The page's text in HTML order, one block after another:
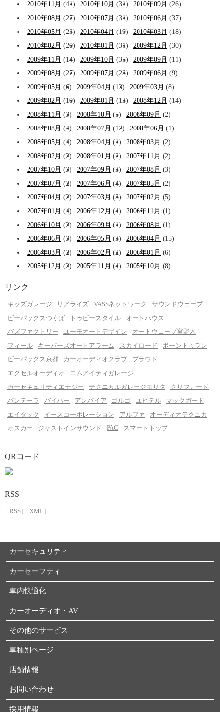
2010年11月 (41) 2010年10月 (31) 2010年09月 (26)
2010年08月 (27) 2010年07月 (31) 2010年06月 (37)
2010年05月 (23) 2010年04月 (19) 2010年03月 (18)
2010年02月 (20) 2010年01月 (31) 2009年12月 (30)
2009年11月 (14) 2009年10月 (35) 2009年09月 (11)
2009年08月 (27) 2009年07月 (23) 2009年06月 (9)
2009年05月 (6) 2009年04月 (13) 2009年03月 (8)
2009年02月 (10) 2009年01月 (13) 2008年12月 (14)
2008年11月 (3) 2008年10月 (5) 2008年09月 (2)
2008年08月 (4) 2008年07月 (12) 2008年06月 (1)
2008年05月 (4) 2008年04月 (1) 2008年03月 (2)
2008年02月 (2) 2008年01月 (2) 2007年11月 (2)
2007年10月 (3) 2007年09月 (3) 2007年08月 (3)
2007年07月 (2) 2007年06月 (4) 2007年05月 (2)
2007年04月 (2) 2007年03月 (3) 2007年02月 (5)
2007年01月 (4) 2006年12月 (4) 2006年11月 (1)
2006年10月 (2) 2006年09月 (1) 2006年08月 (1)
2006年06月 (3) 2006年05月 (3) 2006年04月 (15)
2006年03月 (2) 2006年02月 (2) 2006年01月 (6)
2005年12月 (2) 2005年11月 (4) 2005年10月 (8)
リンク
キッズガレージ リアライズ VASSネットワーク
サウンドウェーブ
ビーパックスつくば
トゥビースタイル
オートハウス
バズファクトリー
ユーモオートデザイン
オートウェーブ宮野木
フィール
キーパーズオートアラーム スカイロード
ボーントゥラン
ビーパックス京都
カーオーディオクラブ
プラウド
エクセルオーディオ
エムアイティガレージ
カーセキュリティエナジー
テクニカルガレージモリタ
クリフォード
パンテーラ
バイパー アンパイア ゴルゴ ユピテル
マックガード
エイタック
イースコーポレーション アルファ
オーディオテクニカ
オスカー
ジャストインサウンド PAC スマートトップ
QRコード
RSS
[RSS] [XML]
カーセキュリティ
カーセーフティ
車内快適化
カーオーディオ・AV
その他のサービス
車種別ページ
店舗情報
お問い合わせ
採用情報